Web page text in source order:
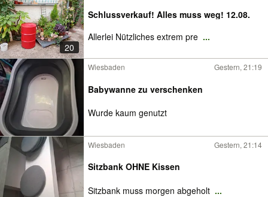
20
Schlussverkauf! Alles muss weg! 12.08.
Allerlei Nützliches extrem pre ...
Wiesbaden Gestern, 21:19
Babywanne zu verschenken
Wurde kaum genutzt
Wiesbaden Gestern, 21:14
Sitzbank OHNE Kissen
Sitzbank muss morgen abgeholt ...